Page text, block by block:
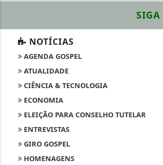
SIGA
NOTÍCIAS
AGENDA GOSPEL
ATUALIDADE
CIÊNCIA & TECNOLOGIA
ECONOMIA
ELEIÇÃO PARA CONSELHO TUTELAR
ENTREVISTAS
GIRO GOSPEL
HOMENAGENS